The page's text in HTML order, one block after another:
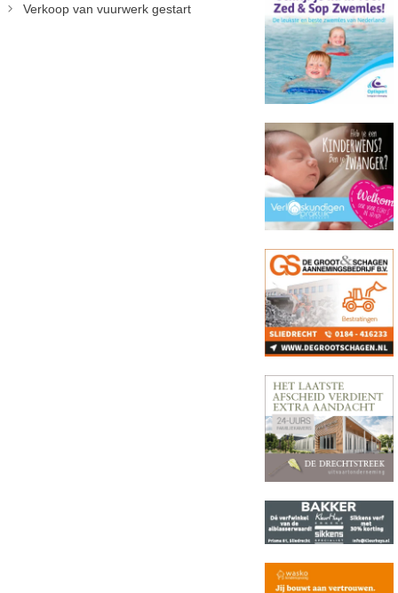
Verkoop van vuurwerk gestart